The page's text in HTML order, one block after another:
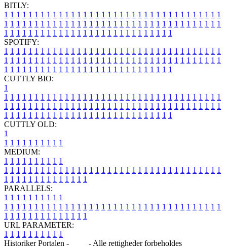
BITLY:
1 1 1 1 1 1 1 1 1 1 1 1 1 1 1 1 1 1 1 1 1 1 1 1 1 1 1 1 1 1 1 1 1 1 1 1
1 1 1 1 1 1 1 1 1 1 1 1 1 1 1 1 1 1 1 1 1 1 1 1 1 1 1 1 1 1 1 1 1 1 1 1
1 1 1 1 1 1 1 1 1 1 1 1 1 1 1 1 1 1 1 1 1 1 1 1 1 1 1 1
SPOTIFY:
1 1 1 1 1 1 1 1 1 1 1 1 1 1 1 1 1 1 1 1 1 1 1 1 1 1 1 1 1 1 1 1 1 1 1 1
1 1 1 1 1 1 1 1 1 1 1 1 1 1 1 1 1 1 1 1 1 1 1 1 1 1 1 1 1 1 1 1 1 1 1 1
1 1 1 1 1 1 1 1 1 1 1 1 1 1 1 1 1 1 1 1 1 1 1 1 1 1 1 1
CUTTLY BIO:
1
1 1 1 1 1 1 1 1 1 1 1 1 1 1 1 1 1 1 1 1 1 1 1 1 1 1 1 1 1 1 1 1 1 1 1 1
1 1 1 1 1 1 1 1 1 1 1 1 1 1 1 1 1 1 1 1 1 1 1 1 1 1 1 1 1 1 1 1 1 1 1 1
1 1 1 1 1 1 1 1 1 1 1 1 1 1 1 1 1 1 1 1 1 1 1 1 1 1 1 1
CUTTLY OLD:
1
1 1 1 1 1 1 1 1 1 1
MEDIUM:
1 1 1 1 1 1 1 1 1 1
1 1 1 1 1 1 1 1 1 1 1 1 1 1 1 1 1 1 1 1 1 1 1 1 1 1 1 1 1 1 1 1 1 1 1 1
1 1 1 1 1 1 1 1 1 1 1 1 1 1
PARALLELS:
1 1 1 1 1 1 1 1 1 1
1 1 1 1 1 1 1 1 1 1 1 1 1 1 1 1 1 1 1 1 1 1 1 1 1 1 1 1 1 1 1 1 1 1 1 1
1 1 1 1 1 1 1 1 1 1 1 1 1 1
URL PARAMETER:
1 1 1 1 1 1 1 1 1 1
Historiker Portalen -
- Alle rettigheder forbeholdes